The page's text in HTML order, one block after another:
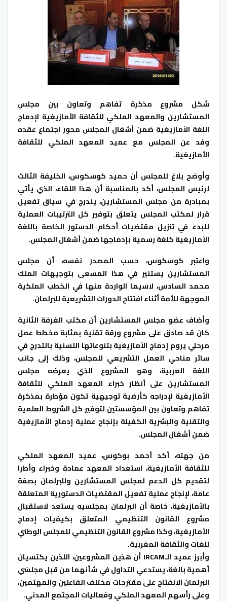
شكل مشروع مذكرة تفاهم وتعاون بين مجلس
المستشارين والمعهد الملكي للثقافة الأمازيغية لإدماج
اللغة الأمازيغية ضمن أشغال المجلس محور اجتماع عقده
وفد عن المجلس مع عميد المعهد الملكي للثقافة
الأمازيغية.
وأوضح بلاغ للمجلس أن حميد كوسكوس، الخليفة الثالث
لرئيس المجلس، أكد بالمناسبة أن هذا اللقاء، الذي يأتي
بمبادرة من مجلس المستشارين، يندرج في سياق تفعيل
قرار لمكتب المجلس يتعلق بتوفير كل الترتيبات العملية
للبدء في تنزيل مقتضيات أحكام الدستور الخاصة باللغة
الأمازيغية كلغة رسمية بإدماجها ضمن أشغال المجلس.
واعتبر كوسكوس، حسب المصدر نفسه، أن مجلس
المستشارين يستنير في هذا المسعى بتوجيهات الملك
محمد السادس، لاسيما الواردة منها في الخطب الملكية
الموجهة للأمة أثناء افتتاح الدورات التشريعية للبرلمان.
وأضاف عضو مجلس المستشارين أن مكتب الغرفة الثانية
كان قد صادق على مشروع ورقة تقنية بمثابة مخطط عمل
مرحلي يروم إدماج الأمازيغية بتنوعاتها اللسنية بالتدرج في
سائر مناحي العمل التشريعي للمجلس، وذلك إلى جانب
اللغة العربية، وهو المشروع الذي يعرضه مجلس
المستشارين على أنظار خبراء المعهد الملكي للثقافة
الأمازيغية لإدراجه كأرضية توجيهية تكون مؤطرة بمذكرة
تفاهم وتعاون بين المؤسستين لتوفير كل الشروط العلمية
والتقنية والبشرية الكفيلة بإنجاح عملية إدماج الأمازيغية
ضمن أشغال المجلس.
من جهته، أكد أحمد بوكوس، عميد المعهد الملكي
للثقافة الأمازيغية، استعداد المعهد عمادة وخبراء وأطرا
لتقديم كل الدعم لمجلس المستشارين وللبرلمان بصفة
عامة، لإنجاح عملية تفعيل المقتضيات الدستورية المتعلقة
بالأمازيغية، خاصة أن البرلمان بمجلسيه يستعد لاستقبال
مشروع القانون التنظيمي المتعلق بكيفيات إدماج
الأمازيغية، وكذا مشروع القانون التنظيمي للمجلس الوطني
للغات والثقافة المغربية.
وأبرز عميد الـIRCAM أن هذين المشروعين، اللذين يكتسيان
أهمية بالغة، يستدعي التداول في شأنهما من قبل مجلسَي
البرلمان الانفتاح على مقترحات مختلف الفاعلين والمهتمين،
وعلى رأسهم المعهد الملكي وفعاليات المجتمع المدني.